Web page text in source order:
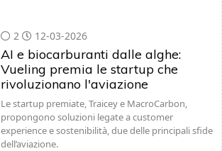
2 12-03-2026
AI e biocarburanti dalle alghe:
Vueling premia le startup che
rivoluzionano l'aviazione
Le startup premiate, Traicey e MacroCarbon,
propongono soluzioni legate a customer
experience e sostenibilità, due delle principali sfide
dell’aviazione.